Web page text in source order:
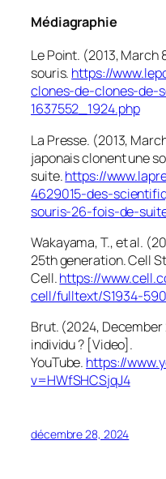
Médiagraphie
Le Point. (2013, March
souris. https://
clones-de-clones-de-
1637552_1924.php
La Presse. (2013,
japonais clonent une
suite.https://
4629015-des-
souris-26-fois-de-
Wakayama, T., et al.
25th generation.Cell
Cell.https://
cell/fulltext/S1934-
Brut. (2024,
individu ? [Video].
YouTube. https://
v=HWfSHCSjqJ4
décembre 28, 2024